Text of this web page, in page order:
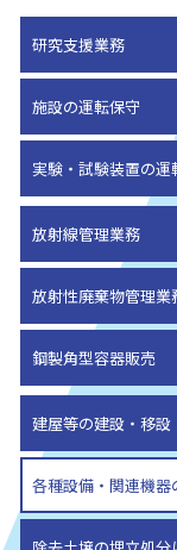
研究支援業務
施設の運転保守
実験・試験装置の運
放射線管理業務
放射性廃棄物管理業
鋼製角型容器販売
建屋等の建設・移
各種設備・関連機器